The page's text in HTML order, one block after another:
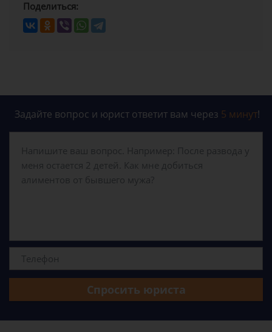
Поделиться:
Задайте вопрос и юрист ответит вам через 5 минут!
Спросить юриста